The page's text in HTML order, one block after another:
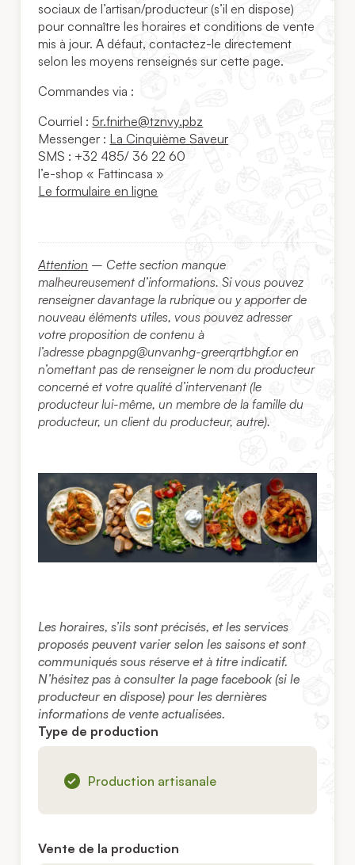
sociaux de l’artisan/producteur (s’il en dispose)
pour connaître les horaires et conditions de vente
mis à jour. A défaut, contactez-le directement
selon les moyens renseignés sur cette page.
Commandes via :
Courriel : 5r.fnirhe@tznvy.pbz
Messenger : La Cinquième Saveur
SMS : +32 485/ 36 22 60
l’e-shop « Fattincasa »
Le formulaire en ligne
Attention – Cette section manque
malheureusement d’informations. Si vous pouvez
renseigner davantage la rubrique ou y apporter de
nouveau éléments utiles, vous pouvez adresser
votre proposition de contenu à
l’adressepbagnpg@unvanhg-greerqrtbhgf.oren
n’omettant pas de renseigner le nom du producteur
concerné et votre qualité d’intervenant (le
producteur lui-même, un membre de la famille du
producteur, un client du producteur, autre).
Les horaires, s’ils sont précisés, et les services
proposés peuvent varier selon les saisons et sont
communiqués sous réserve et à titre indicatif.
N’hésitez pas à consulter la page facebook (si le
producteur en dispose) pour les dernières
informations de vente actualisées.
Type de production
Production artisanale
Vente de la production